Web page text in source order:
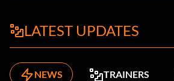
LATEST UPDATES
NEWS TRAINERS